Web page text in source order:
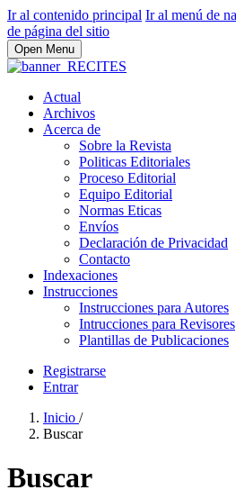
Ir al contenido principal Ir al menú de
de página del sitio
Open Menu
Actual
Archivos
Acerca de
Sobre la Revista
Politicas Editoriales
Proceso Editorial
Equipo Editorial
Normas Eticas
Envíos
Declaración de Privacidad
Contacto
Indexaciones
Instrucciones
Instrucciones para Autores
Intrucciones para Revisores
Plantillas de Publicaciones
Registrarse
Entrar
Inicio /
Buscar
Buscar